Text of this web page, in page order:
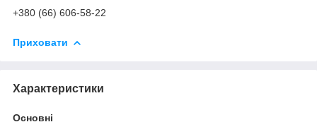
+380 (66) 606-58-22
Приховати
Характеристики
Основні